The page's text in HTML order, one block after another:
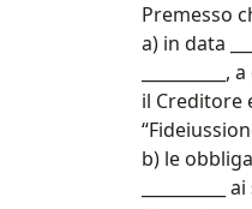
Premesso
a) in data
il Creditore
b) le